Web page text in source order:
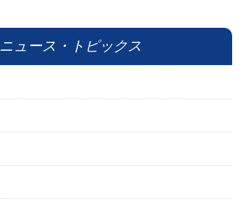
ニュース・トピックス